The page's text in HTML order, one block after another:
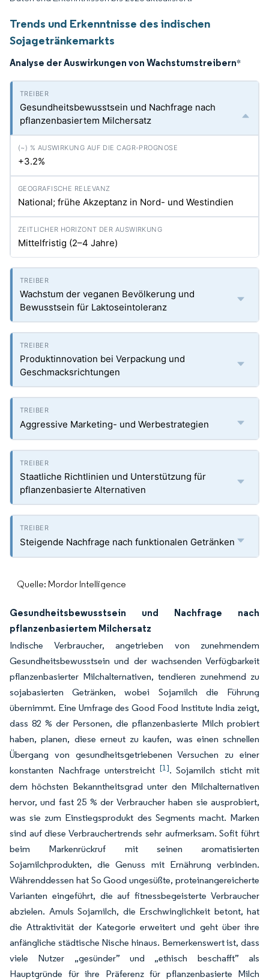
Trends und Erkenntnisse des indischen
Sojagetränkemarkts
Analyse der Auswirkungen von Wachstumstreibern*
Gesundheitsbewusstsein und Nachfrage nach
pflanzenbasiertem Milchersatz
+3.2%
National; frühe Akzeptanz in Nord- und Westindien
Mittelfristig (2–4 Jahre)
Wachstum der veganen Bevölkerung und
Bewusstsein für Laktoseintoleranz
Produktinnovation bei Verpackung und
Geschmacksrichtungen
Aggressive Marketing- und Werbestrategien
Staatliche Richtlinien und Unterstützung für
pflanzenbasierte Alternativen
Steigende Nachfrage nach funktionalen Getränken
Quelle: Mordor Intelligence
Gesundheitsbewusstsein und Nachfrage nach
pflanzenbasiertem Milchersatz
Indische Verbraucher, angetrieben von zunehmendem
Gesundheitsbewusstsein und der wachsenden Verfügbarkeit
pflanzenbasierter Milchalternativen, tendieren zunehmend zu
sojabasierten Getränken, wobei Sojamilch die Führung
übernimmt. Eine Umfrage des Good Food Institute India zeigt,
dass 82 % der Personen, die pflanzenbasierte Milch probiert
haben, planen, diese erneut zu kaufen, was einen schnellen
Übergang von gesundheitsgetriebenen Versuchen zu einer
konstanten Nachfrage unterstreicht [1]. Sojamilch sticht mit
dem höchsten Bekanntheitsgrad unter den Milchalternativen
hervor, und fast 25 % der Verbraucher haben sie ausprobiert,
was sie zum Einstiegsprodukt des Segments macht. Marken
sind auf diese Verbrauchertrends sehr aufmerksam. Sofit führt
beim Markenrückruf mit seinen aromatisierten
Sojamilchprodukten, die Genuss mit Ernährung verbinden.
Währenddessen hat So Good ungesüßte, proteinangereicherte
Varianten eingeführt, die auf fitnessbegeisterte Verbraucher
abzielen. Amuls Sojamilch, die Erschwinglichkeit betont, hat
die Attraktivität der Kategorie erweitert und geht über ihre
anfängliche städtische Nische hinaus. Bemerkenswert ist, dass
viele Nutzer „gesünder” und „ethisch beschafft” als
Hauptgründe für ihre Präferenz für pflanzenbasierte Milch